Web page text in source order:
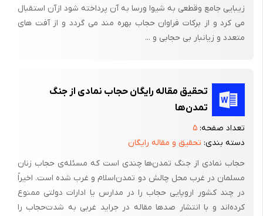
زیبایی جامع وقطعی به شیوا ورسا به آن پرداخته شود ازآن استقبال
می کرد و از برکات فراوان حجاب بهره مند می گردد و از آفت های
متعدد و زیانبار بی حجابی و ...
تحقیق مقاله رایگان حجاب‌ نمادی‌ از جنگ‌
تمدن‌ها
تعداد صفحه: ۵
دسته بندی: تحقیق و مقاله رایگان
حجاب‌ نمادی‌ از جنگ‌ تمدن‌ها چندی‌ است‌ که‌ مسئله‌ی‌ حجاب‌ زنان‌
مسلمان‌ در غرب‌ محل‌ چالش‌ دو تمدن‌اسلام‌ و غرب‌ شده‌ است‌. اخیراً
در چند کشور اروپایی‌ حجاب‌ را در مدارس‌ یا ادارات‌ دولتی‌ ممنوع‌
کرده‌اند و با انتشار صدها مقاله‌ در جراید غربی‌ به‌ شدت‌حجاب‌ را